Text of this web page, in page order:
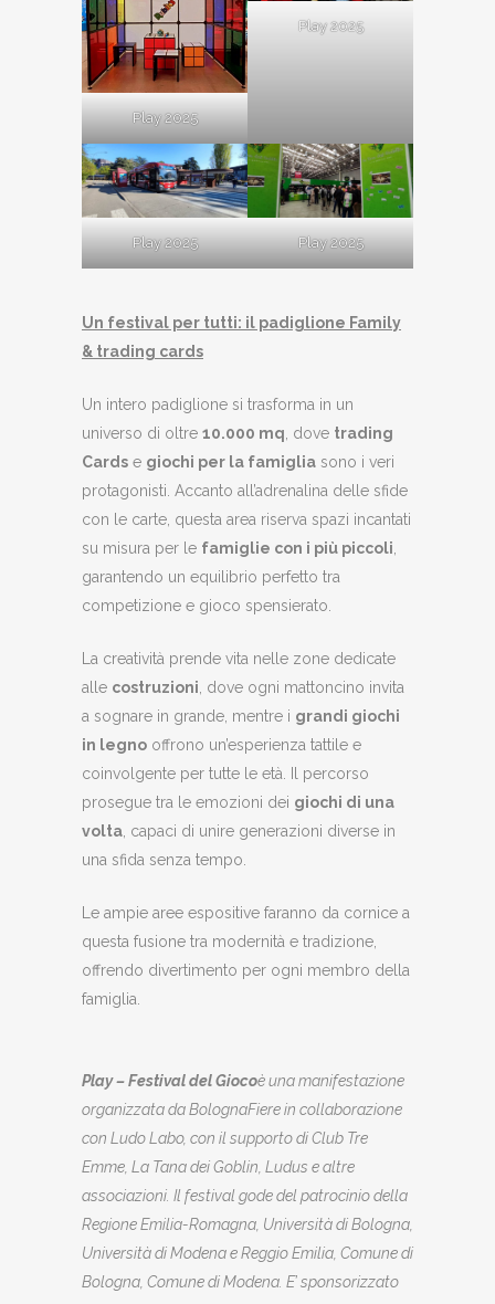
Play 2025
Play 2025
Play 2025 Play 2025
Un festival per tutti: il padiglione Family
& trading cards
Un intero padiglione si trasforma in un
universo di oltre 10.000 mq, dove trading
Cards e giochi per la famiglia sono i veri
protagonisti. Accanto all’adrenalina delle sfide
con le carte, questa area riserva spazi incantati
su misura per le famiglie con i più piccoli,
garantendo un equilibrio perfetto tra
competizione e gioco spensierato.
La creatività prende vita nelle zone dedicate
alle costruzioni, dove ogni mattoncino invita
a sognare in grande, mentre i grandi giochi
in legno offrono un’esperienza tattile e
coinvolgente per tutte le età. Il percorso
prosegue tra le emozioni dei giochi di una
volta, capaci di unire generazioni diverse in
una sfida senza tempo.
Le ampie aree espositive faranno da cornice a
questa fusione tra modernità e tradizione,
offrendo divertimento per ogni membro della
famiglia.
Play – Festival del Giocoè una manifestazione
organizzata da BolognaFiere in collaborazione
con Ludo Labo, con il supporto di Club Tre
Emme, La Tana dei Goblin, Ludus e altre
associazioni. Il festival gode del patrocinio della
Regione Emilia-Romagna, Università di Bologna,
Università di Modena e Reggio Emilia, Comune di
Bologna, Comune di Modena. E’ sponsorizzato